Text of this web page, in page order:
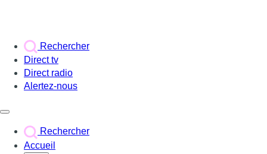
Rechercher
Direct tv
Direct radio
Alertez-nous
Rechercher
Accueil